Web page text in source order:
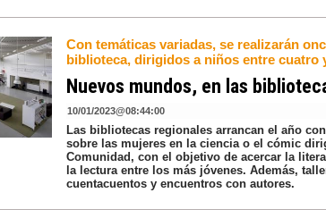
Con temáticas variadas, se realizarán
biblioteca, dirigidos a niños entre cuatro
Nuevos mundos, en las
10/01/2023@08:44:00
Las bibliotecas regionales arrancan el año
sobre las mujeres en la ciencia o el cómic
Comunidad, con el objetivo de acercar la
la lectura entre los más jóvenes. Además,
cuentacuentos y encuentros con autores.